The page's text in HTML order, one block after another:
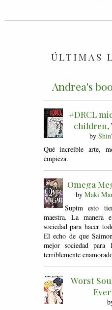
ÚLTIMAS
Andrea's
#DRCL
children,
by
Qué increíble arte,
empieza.
Omega
by Maki
Suptm esto
maestra. La manera
sociedad para hacer
El echo de que
mejor sociedad para
terriblemente
Worst
Ever